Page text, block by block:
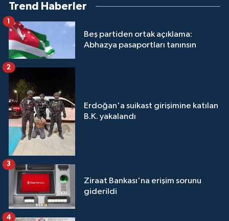
Trend Haberler
Beş partiden ortak açıklama:
Abhazya pasaportları tanınsın
1
Erdoğan'a suikast girişimine katılan
B.K. yakalandı
2
Ziraat Bankası'na erişim sorunu
giderildi
3
4